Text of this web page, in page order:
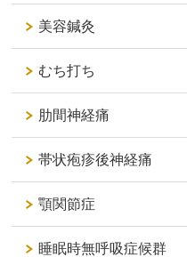
美容鍼灸
むち打ち
肋間神経痛
帯状疱疹後神経痛
顎関節症
睡眠時無呼吸症候群